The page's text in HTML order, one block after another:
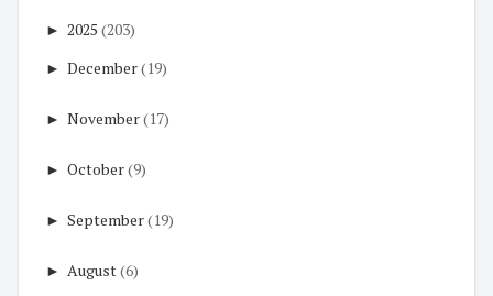
► 2025 (203)
► December(19)
► November(17)
► October(9)
► September(19)
► August(6)